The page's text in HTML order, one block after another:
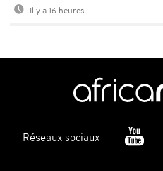
Il y a 16 heures
Réseaux sociaux